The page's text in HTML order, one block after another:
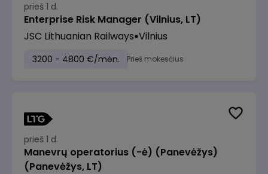
prieš 1 d.
Enterprise Risk Manager (Vilnius, LT)
JSC Lithuanian Railways Vilnius
3200 - 4800 €/mėn. Prieš mokesčius
prieš 1 d.
Manevrų operatorius (-ė) (Panevėžys)
(Panevėžys, LT)